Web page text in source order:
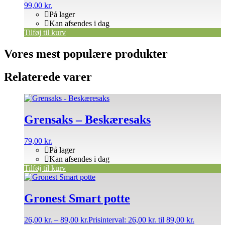
99,00 kr.
På lager
Kan afsendes i dag
Tilføj til kurv
Vores mest populære produkter
Relaterede varer
Grensaks – Beskæresaks
79,00 kr.
På lager
Kan afsendes i dag
Tilføj til kurv
Gronest Smart potte
26,00 kr. – 89,00 kr.Prisinterval: 26,00 kr. til 89,00 kr.